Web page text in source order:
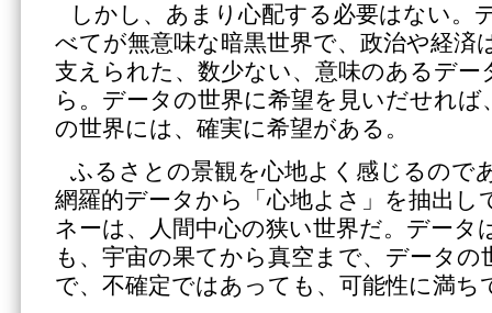
しかし、あまり心配する必要はない。
べてが無意味な暗黒世界で、政治や経済
支えられた、数少ない、意味のあるデー
ら。データの世界に希望を見いだせれ
の世界には、確実に希望がある。
ふるさとの景観を心地よく感じるので
網羅的データから「心地よさ」を抽出し
ネーは、人間中心の狭い世界だ。データ
も、宇宙の果てから真空まで、データの
で、不確定ではあっても、可能性に満ち